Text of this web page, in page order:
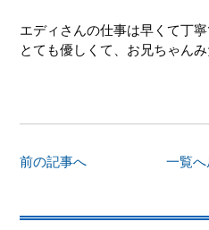
エディさんの仕事は早くて丁寧
とても優しくて、お兄ちゃん
前の記事へ 一覧へ